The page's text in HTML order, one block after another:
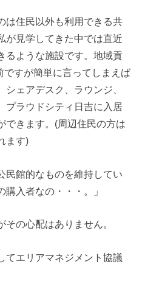
は住民以外も利用できる共
が見学してきた中では直近
るような施設です。地域貢
すが簡単に言ってしまえば
ェアデスク、ラウンジ、
プラウドシティ日吉に入居
できます。(周辺住民の方は
ます)
民館的なものを維持してい
購入者なの・・・。」
の心配はありません。
てエリアマネジメント協議